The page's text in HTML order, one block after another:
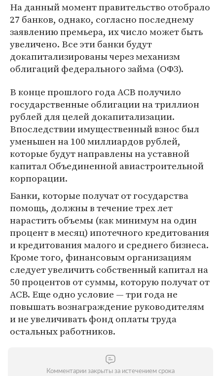
На данный момент правительство отобрало
27 банков, однако, согласно последнему
заявлению премьера, их число может быть
увеличено. Все эти банки будут
докапитализированы через механизм
облигаций федерального займа (ОФЗ).
В конце прошлого года АСВ получило
государственные облигации на триллион
рублей для целей докапитализации.
Впоследствии имущественный взнос был
уменьшен на 100 миллиардов рублей,
которые будут направлены на уставной
капитал Объединенной авиастроительной
корпорации.
Банки, которые получат от государства
помощь, должны в течение трех лет
нарастить объемы (как минимум на один
процент в месяц) ипотечного кредитования
и кредитования малого и среднего бизнеса.
Кроме того, финансовым организациям
следует увеличить собственный капитал на
50 процентов от суммы, которую получат от
АСВ. Еще одно условие — три года не
повышать вознаграждение руководителям
и не увеличивать фонд оплаты труда
остальных работников.
Комментарии закрыты за истечением срока